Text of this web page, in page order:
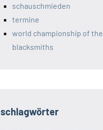
schauschmieden
termine
world championship of the
blacksmiths
schlagwörter